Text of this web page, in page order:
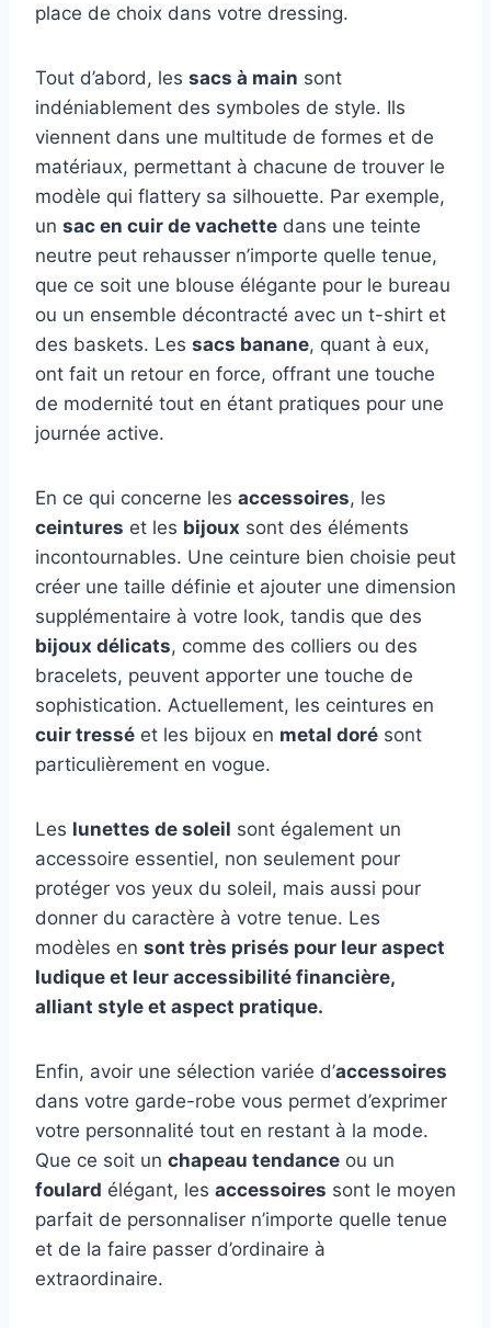
place de choix dans votre dressing.
Tout d’abord, les sacs à main sont
indéniablement des symboles de style. Ils
viennent dans une multitude de formes et de
matériaux, permettant à chacune de trouver le
modèle qui flattery sa silhouette. Par exemple,
un sac en cuir de vachette dans une teinte
neutre peut rehausser n’importe quelle tenue,
que ce soit une blouse élégante pour le bureau
ou un ensemble décontracté avec un t-shirt et
des baskets. Les sacs banane, quant à eux,
ont fait un retour en force, offrant une touche
de modernité tout en étant pratiques pour une
journée active.
En ce qui concerne les accessoires, les
ceintures et les bijoux sont des éléments
incontournables. Une ceinture bien choisie peut
créer une taille définie et ajouter une dimension
supplémentaire à votre look, tandis que des
bijoux délicats, comme des colliers ou des
bracelets, peuvent apporter une touche de
sophistication. Actuellement, les ceintures en
cuir tressé et les bijoux en metal doré sont
particulièrement en vogue.
Les lunettes de soleil sont également un
accessoire essentiel, non seulement pour
protéger vos yeux du soleil, mais aussi pour
donner du caractère à votre tenue. Les
modèles en sont très prisés pour leur aspect
ludique et leur accessibilité financière,
alliant style et aspect pratique.
Enfin, avoir une sélection variée d’accessoires
dans votre garde-robe vous permet d’exprimer
votre personnalité tout en restant à la mode.
Que ce soit un chapeau tendance ou un
foulard élégant, les accessoires sont le moyen
parfait de personnaliser n’importe quelle tenue
et de la faire passer d’ordinaire à
extraordinaire.